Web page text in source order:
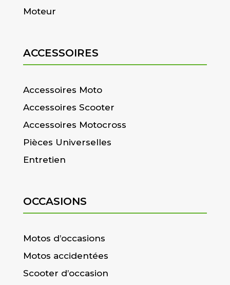
Moteur
ACCESSOIRES
Accessoires Moto
Accessoires Scooter
Accessoires Motocross
Pièces Universelles
Entretien
OCCASIONS
Motos d’occasions
Motos accidentées
Scooter d’occasion